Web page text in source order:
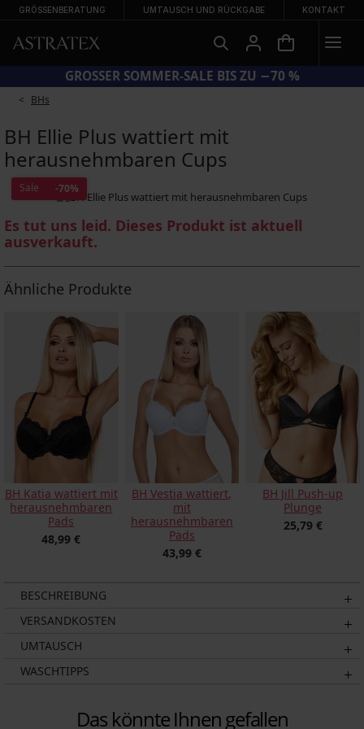
GRÖSSENBERATUNG UMTAUSCH UND RÜCKGABE KONTAKT
CODE BRA20 = BHs −20 %
BHs
BH Ellie Plus wattiert mit
herausnehmbaren Cups
Sale -70%
Es tut uns leid. Dieses Produkt ist aktuell
ausverkauft.
Ähnliche Produkte
BH Katia wattiert mit
herausnehmbaren
Pads
48,99 €
BH Vestia wattiert,
mit
herausnehmbaren
Pads
43,99 €
BH Jill Push-up
Plunge
25,79 €
BESCHREIBUNG
VERSANDKOSTEN
UMTAUSCH
WASCHTIPPS
Das könnte Ihnen gefallen